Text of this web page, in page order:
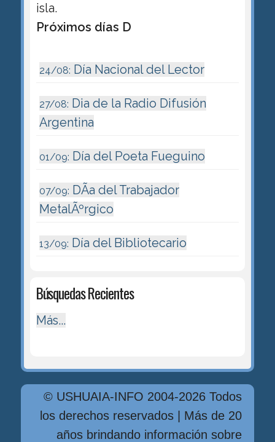
isla.
Próximos días D
24/08: Día Nacional del Lector
27/08: Dia de la Radio Difusión
Argentina
01/09: Día del Poeta Fueguino
07/09: DÃ­a del Trabajador
MetalÃºrgico
13/09: Día del Bibliotecario
Búsquedas Recientes
Más...
© USHUAIA-INFO 2004-2026 Todos
los derechos reservados | Más de 20
años brindando información sobre